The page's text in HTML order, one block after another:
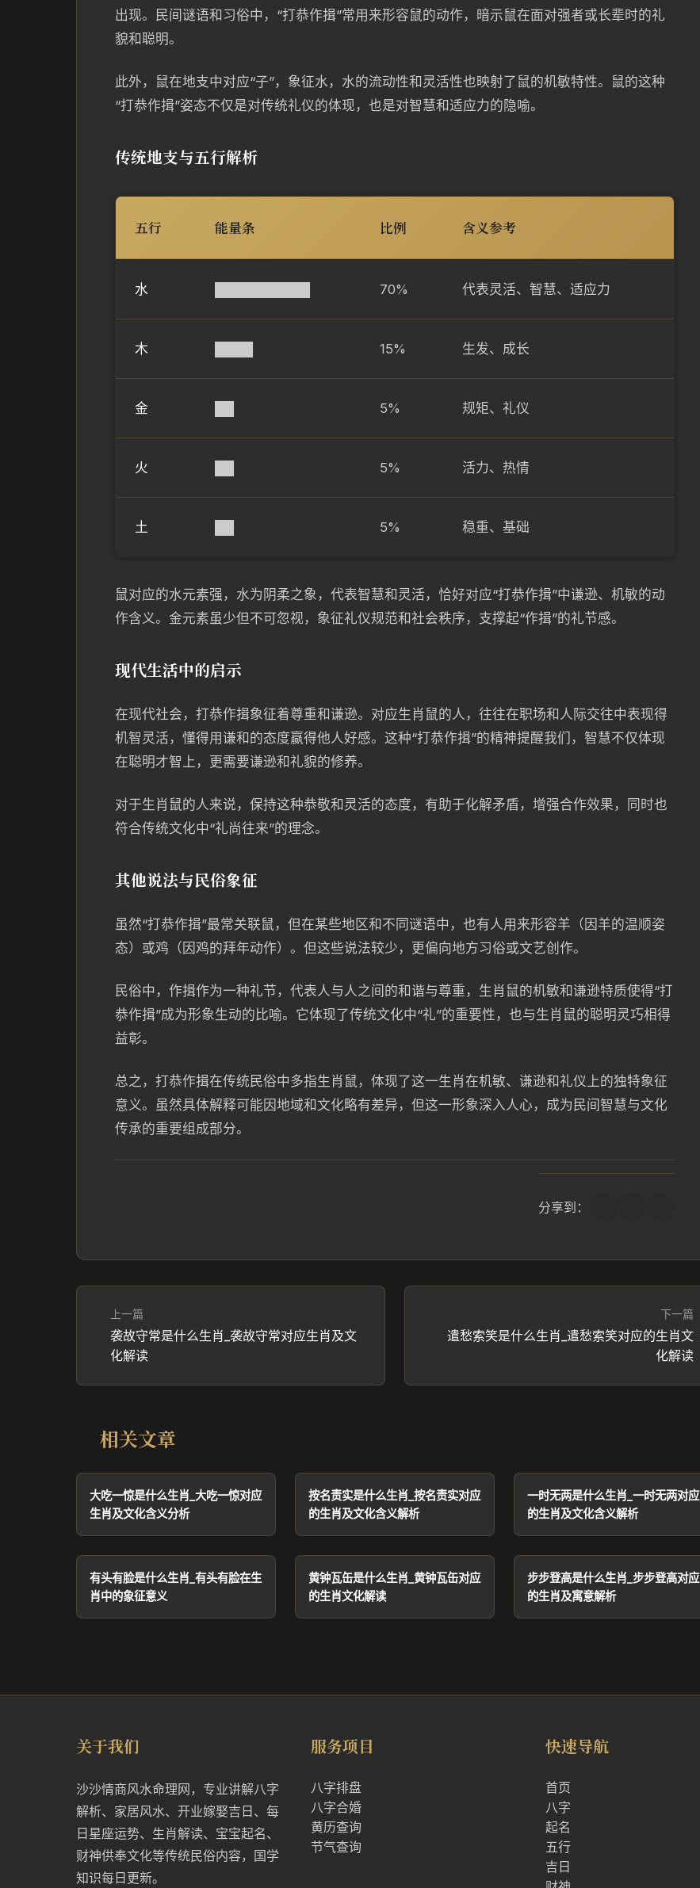
出现。民间谜语和习俗中，“打恭作揖”常用来形容鼠的动作，暗示鼠在面对强者或长辈时的礼
貌和聪明。
此外，鼠在地支中对应“子”，象征水，水的流动性和灵活性也映射了鼠的机敏特性。鼠的这种
“打恭作揖”姿态不仅是对传统礼仪的体现，也是对智慧和适应力的隐喻。
传统地支与五行解析
五行 能量条 比例 含义参考
水 70% 代表灵活、智慧、适应力
木 15% 生发、成长
金 5% 规矩、礼仪
火 5% 活力、热情
土 5% 稳重、基础
鼠对应的水元素强，水为阴柔之象，代表智慧和灵活，恰好对应“打恭作揖”中谦逊、机敏的动
作含义。金元素虽少但不可忽视，象征礼仪规范和社会秩序，支撑起“作揖”的礼节感。
现代生活中的启示
在现代社会，打恭作揖象征着尊重和谦逊。对应生肖鼠的人，往往在职场和人际交往中表现得
机智灵活，懂得用谦和的态度赢得他人好感。这种“打恭作揖”的精神提醒我们，智慧不仅体现
在聪明才智上，更需要谦逊和礼貌的修养。
对于生肖鼠的人来说，保持这种恭敬和灵活的态度，有助于化解矛盾，增强合作效果，同时也
符合传统文化中“礼尚往来”的理念。
其他说法与民俗象征
虽然“打恭作揖”最常关联鼠，但在某些地区和不同谜语中，也有人用来形容羊（因羊的温顺姿
态）或鸡（因鸡的拜年动作）。但这些说法较少，更偏向地方习俗或文艺创作。
民俗中，作揖作为一种礼节，代表人与人之间的和谐与尊重，生肖鼠的机敏和谦逊特质使得“打
恭作揖”成为形象生动的比喻。它体现了传统文化中“礼”的重要性，也与生肖鼠的聪明灵巧相得
益彰。
总之，打恭作揖在传统民俗中多指生肖鼠，体现了这一生肖在机敏、谦逊和礼仪上的独特象征
意义。虽然具体解释可能因地域和文化略有差异，但这一形象深入人心，成为民间智慧与文化
传承的重要组成部分。
分享到：
上一篇
袭故守常是什么生肖_袭故守常对应生肖及文
化解读
下一篇
遣愁索笑是什么生肖_遣愁索笑对应的生肖文
化解读
相关文章
大吃一惊是什么生肖_大吃一惊对应
生肖及文化含义分析
按名责实是什么生肖_按名责实对应
的生肖及文化含义解析
一时无两是什么生肖_一时无两对应
的生肖及文化含义解析
有头有脸是什么生肖_有头有脸在生
肖中的象征意义
黄钟瓦缶是什么生肖_黄钟瓦缶对应
的生肖文化解读
步步登高是什么生肖_步步登高对应
的生肖及寓意解析
关于我们
沙沙情商风水命理网，专业讲解八字
解析、家居风水、开业嫁娶吉日、每
日星座运势、生肖解读、宝宝起名、
财神供奉文化等传统民俗内容，国学
知识每日更新。
服务项目
八字排盘
八字合婚
黄历查询
节气查询
快速导航
首页
八字
起名
五行
吉日